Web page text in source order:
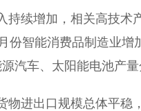
续增加，相关高技术
份智能消费品制造业增
汽车、太阳能电池产量
进出口规模总体平稳